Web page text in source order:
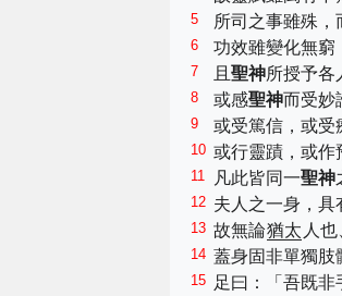
5 所司之事雖殊，
6 功效雖變化無窮
7 且聖神所授予各
8 或感聖神而受妙
9 或受篤信，或受
10 或行靈蹟，或作
11 凡此皆同一聖神
12 夫人之一身，具
13 故無論猶太 人也
14 蓋身固非單獨肢
15 足曰：「吾既非